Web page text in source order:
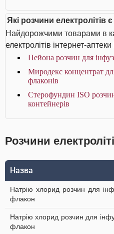
Які розчини
Найдорожчими товарами в
електролітів інтернет-
Пейона розчин для
Миродекс концентрат
флаконів
Стерофундин ISO
контейнерів
Розчини
Назва
Натрію хлорид розчин для
флакон
Натрію хлорид розчин для
флакон